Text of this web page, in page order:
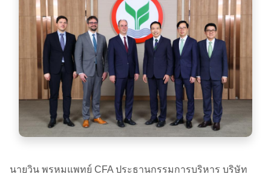
นายวิน พรหมแพทย์ CFA ประธานกรรมการบริหาร บริษัท